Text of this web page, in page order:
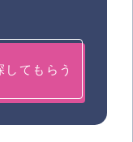
てもらう